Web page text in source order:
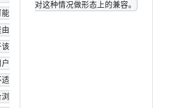
能
由
该
户
适
对这种情况做形态上的兼容。